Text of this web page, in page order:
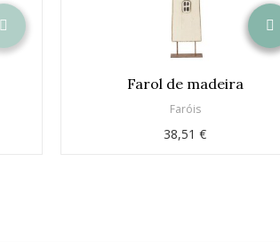
Farol de madeira
Faróis
38,51 €